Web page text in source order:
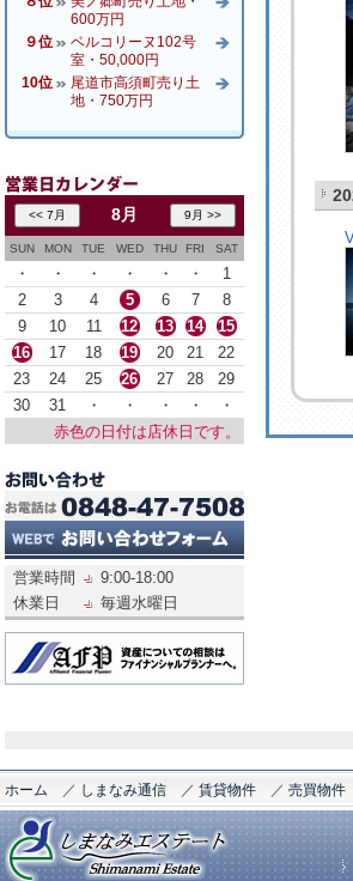
600万円
９位
ベルコリーヌ102号
室・50,000円
10位
尾道市高須町売り土
地・750万円
8月
SUN MON TUE WED THU FRI SAT
・ ・ ・ ・ ・ ・
1
2
3 4 5 6 7
8
9
10 11 12 13 14
15
16
17 18 19 20 21
22
23
24 25 26 27 28
29
30
31 ・ ・ ・ ・
・
赤色の日付は店休日です。
営業時間
9:00-18:00
休業日
毎週水曜日
ホーム ／ しまなみ通信 ／ 賃貸物件 ／ 売買物件